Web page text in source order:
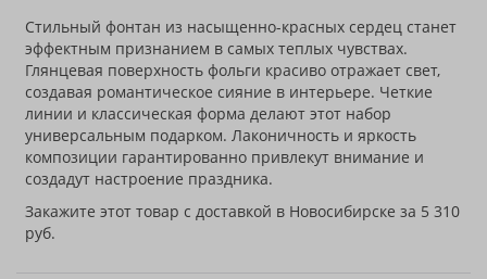
Стильный фонтан из насыщенно-красных сердец станет
эффектным признанием в самых теплых чувствах.
Глянцевая поверхность фольги красиво отражает свет,
создавая романтическое сияние в интерьере. Четкие
линии и классическая форма делают этот набор
универсальным подарком. Лаконичность и яркость
композиции гарантированно привлекут внимание и
создадут настроение праздника.
Закажите этот товар с доставкой в Новосибирске за 5 310
руб.